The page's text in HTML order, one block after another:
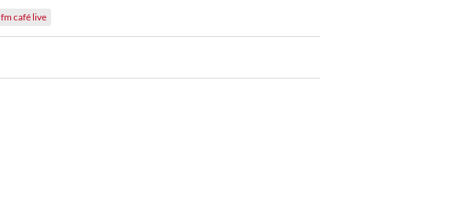
fm café live